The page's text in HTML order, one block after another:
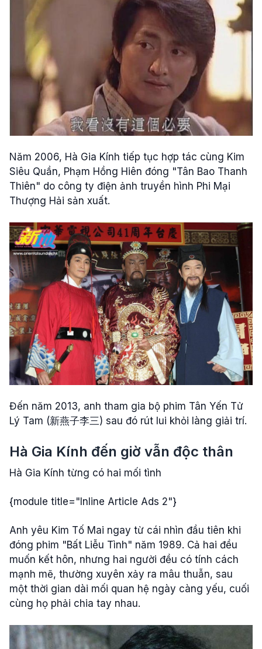
Năm 2006, Hà Gia Kính tiếp tục hợp tác cùng Kim
Siêu Quần, Phạm Hồng Hiên đóng "Tân Bao Thanh
Thiên" do công ty điện ảnh truyền hình Phi Mại
Thượng Hải sản xuất.
Đến năm 2013, anh tham gia bộ phim Tân Yến Tử
Lý Tam (新燕子李三) sau đó rút lui khỏi làng giải trí.
Hà Gia Kính đến giờ vẫn độc thân
Hà Gia Kính từng có hai mối tình
{module title="Inline Article Ads 2"}
Anh yêu Kim Tố Mai ngay từ cái nhìn đầu tiên khi
đóng phim "Bất Liễu Tình" năm 1989. Cả hai đều
muốn kết hôn, nhưng hai người đều có tính cách
mạnh mẽ, thường xuyên xảy ra mâu thuẫn, sau
một thời gian dài mối quan hệ ngày càng yếu, cuối
cùng họ phải chia tay nhau.